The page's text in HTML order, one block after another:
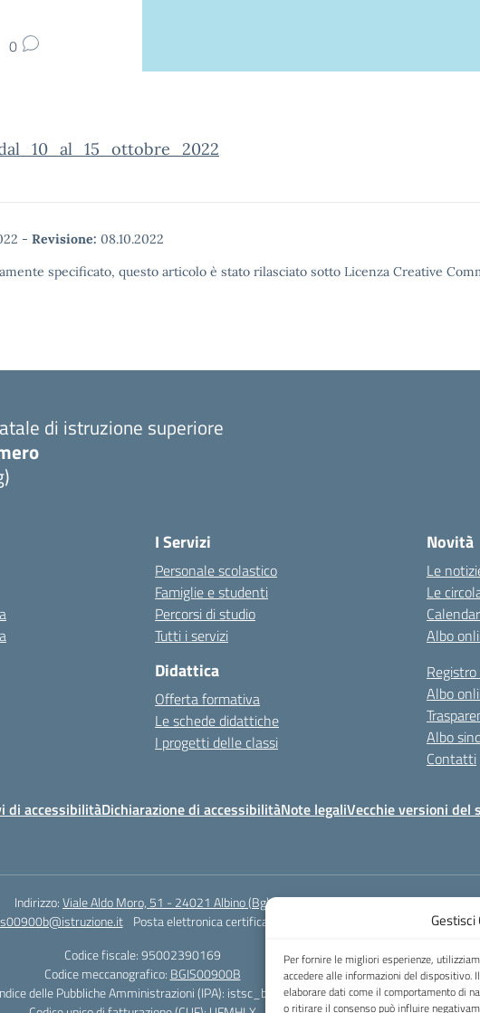
Gestisci
Per fornire le migliori esperienze,
accedere alle informazioni del dispositivo.
elaborare dati come il comportamento di
o ritirare il consenso può influire
0
- Revisione: 08.10.2022
specificato, questo articolo è stato rilasciato sotto Licenza Creative
di istruzione superiore
I Servizi
Personale scolastico
Famiglie e studenti
Percorsi di studio
Tutti i servizi
Didattica
Offerta formativa
Le schede didattiche
I progetti delle classi
Novità
Le
Le
Albo
Albo
Albo
Contatti
di accessibilitàDichiarazione di accessibilitàNote legaliVecchie versioni del
Indirizzo:Viale Aldo Moro, 51 - 24021 Albino (Bg)
Posta elettronica certificata (PEC):
bgis00900b@pec.istruzione.it
Codice fiscale: 95002390169
Codice meccanografico: BGIS00900B
delle Pubbliche Amministrazioni (IPA): istsc_bgis00900b